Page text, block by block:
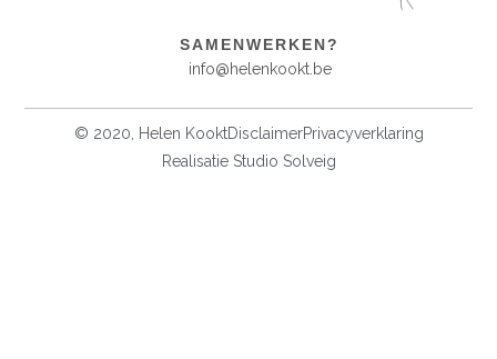
SAMENWERKEN?
info@helenkookt.be
© 2020, Helen KooktDisclaimerPrivacyverklaring
Realisatie Studio Solveig